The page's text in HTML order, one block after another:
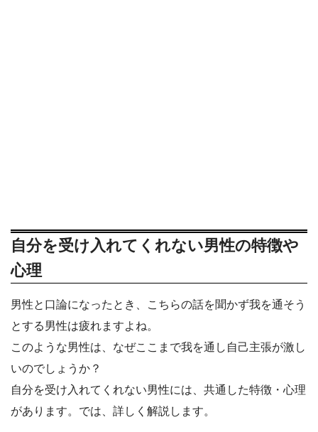
自分を受け入れてくれない男性の特徴や
心理
男性と口論になったとき、こちらの話を聞かず我を通そう
とする男性は疲れますよね。
このような男性は、なぜここまで我を通し自己主張が激し
いのでしょうか？
自分を受け入れてくれない男性には、共通した特徴・心理
があります。では、詳しく解説します。